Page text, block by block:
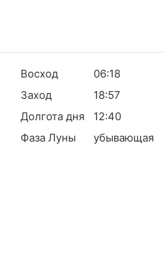
Восход
06:18
Заход
18:57
Долгота дня
12:40
Фаза Луны
убывающая